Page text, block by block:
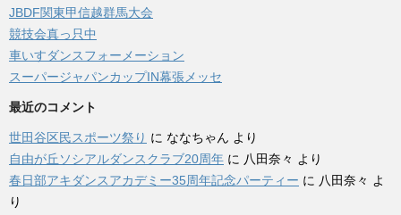
JBDF関東甲信越群馬大会
競技会真っ只中
車いすダンスフォーメーション
スーパージャパンカップIN幕張メッセ
最近のコメント
世田谷区民スポーツ祭り に ななちゃん より
自由が丘ソシアルダンスクラブ20周年 に 八田奈々 より
春日部アキダンスアカデミー35周年記念パーティー に 八田奈々 よ
り